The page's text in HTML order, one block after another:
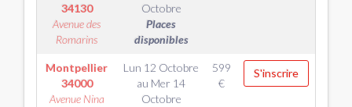
34130
Avenue des
Romarins
Octobre
Places
disponibles
Montpellier
34000
Avenue Nina
Lun 12 Octobre
au Mer 14
Octobre
599
€
S'inscrire